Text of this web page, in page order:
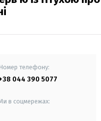
телефону:
044 390 5077
в соцмережах: